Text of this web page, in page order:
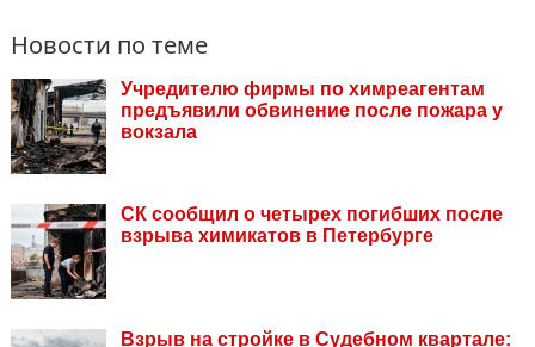
Новости по теме
Учредителю фирмы по химреагентам
предъявили обвинение после пожара у
вокзала
СК сообщил о четырех погибших после
взрыва химикатов в Петербурге
Взрыв на стройке в Судебном квартале: